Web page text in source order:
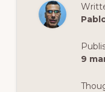
9